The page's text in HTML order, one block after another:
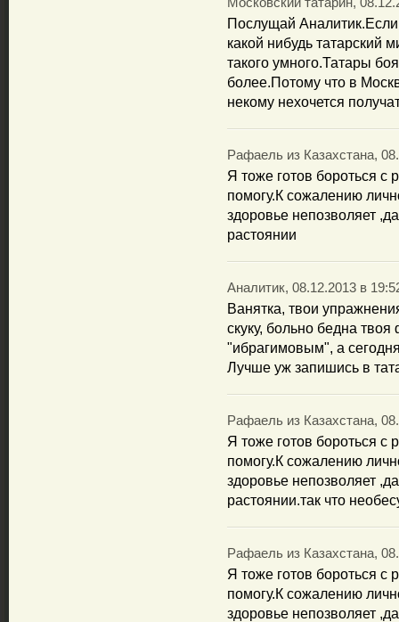
Послущай
какой нибудь татарский
такого умного.Татары
более.Потому что в
некому нехочется
Рафаель из Казахстана,
Я тоже готов бороться
помогу.К сожалению
здоровье непозволяет
растоянии
Аналитик, 08.12.2013 в
Ванятка, твои
скуку, больно бедна
"ибрагимовым", а
Лучше уж запишись в
Рафаель из Казахстана,
Я тоже готов бороться
помогу.К сожалению
здоровье непозволяет
растоянии.так что
Рафаель из Казахстана,
Я тоже готов бороться
помогу.К сожалению
здоровье непозволяет